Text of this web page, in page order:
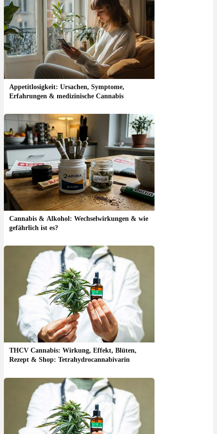
Appetitlosigkeit: Ursachen, Symptome,
Erfahrungen & medizinische Cannabis
Cannabis & Alkohol: Wechselwirkungen & wie
gefährlich ist es?
THCV Cannabis: Wirkung, Effekt, Blüten,
Rezept & Shop: Tetrahydrocannabivarin